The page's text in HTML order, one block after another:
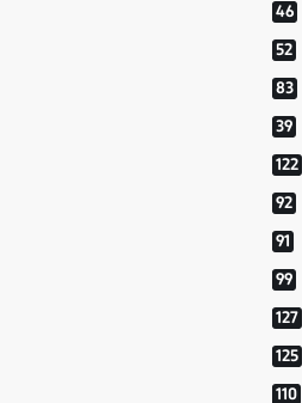
46
52
83
39
122
92
91
99
127
125
110